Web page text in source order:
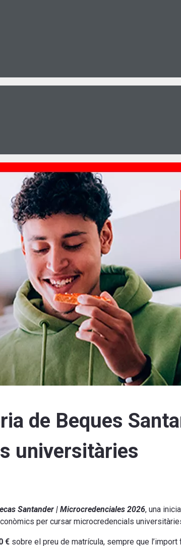
de Beques
universitàries
Santander | Microcredenciales 2026, una
per cursar microcredencials
€ sobre el preu de matrícula, sempre que